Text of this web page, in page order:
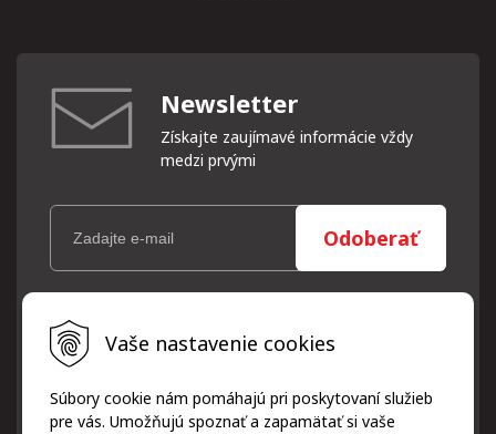
Vaše nastavenie cookies
Súbory cookie nám pomáhajú pri poskytovaní služieb
pre vás. Umožňujú spoznať a zapamätať si vaše
Newsletter
Získajte zaujímavé informácie vždy
medzi prvými
Odoberať
Vaše osobné údaje (email) budeme spracovávať len za týmto
účelom v súlade s platnou legislatívou a zásadami ochrany
osobných údajov. Súhlas potvrdíte kliknutím na odkaz, ktorý
písomne, emailom alebo kliknutím na odkaz z ktoréhokoľvek
informačného emailu.